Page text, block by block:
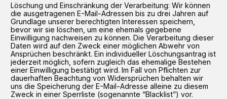
Löschung und Einschränkung der Verarbeitung: Wir können
die ausgetragenen E-Mail-Adressen bis zu drei Jahren auf
Grundlage unserer berechtigten Interessen speichern,
bevor wir sie löschen, um eine ehemals gegebene
Einwilligung nachweisen zu können. Die Verarbeitung dieser
Daten wird auf den Zweck einer möglichen Abwehr von
Ansprüchen beschränkt. Ein individueller Löschungsantrag ist
jederzeit möglich, sofern zugleich das ehemalige Bestehen
einer Einwilligung bestätigt wird. Im Fall von Pflichten zur
dauerhaften Beachtung von Widersprüchen behalten wir
uns die Speicherung der E-Mail-Adresse alleine zu diesem
Zweck in einer Sperrliste (sogenannte “Blacklist”) vor.